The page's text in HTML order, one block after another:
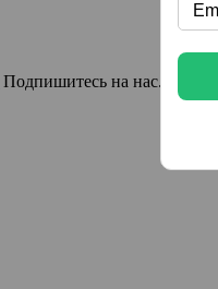
Подпишитесь на нас...